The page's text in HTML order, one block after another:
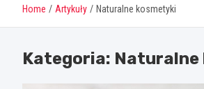
Home Artykuły Naturalne kosmetyki
Kategoria: Naturalne